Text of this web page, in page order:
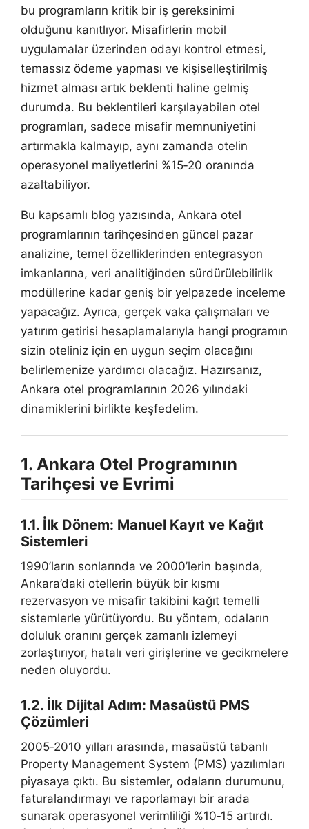
bu programların kritik bir iş gereksinimi
olduğunu kanıtlıyor. Misafirlerin mobil
uygulamalar üzerinden odayı kontrol etmesi,
temassız ödeme yapması ve kişiselleştirilmiş
hizmet alması artık beklenti haline gelmiş
durumda. Bu beklentileri karşılayabilen otel
programları, sadece misafir memnuniyetini
artırmakla kalmayıp, aynı zamanda otelin
operasyonel maliyetlerini %15‑20 oranında
azaltabiliyor.
Bu kapsamlı blog yazısında, Ankara otel
programlarının tarihçesinden güncel pazar
analizine, temel özelliklerinden entegrasyon
imkanlarına, veri analitiğinden sürdürülebilirlik
modüllerine kadar geniş bir yelpazede inceleme
yapacağız. Ayrıca, gerçek vaka çalışmaları ve
yatırım getirisi hesaplamalarıyla hangi programın
sizin oteliniz için en uygun seçim olacağını
belirlemenize yardımcı olacağız. Hazırsanız,
Ankara otel programlarının 2026 yılındaki
dinamiklerini birlikte keşfedelim.
1. Ankara Otel Programının
Tarihçesi ve Evrimi
1.1. İlk Dönem: Manuel Kayıt ve Kağıt
Sistemleri
1990’ların sonlarında ve 2000’lerin başında,
Ankara’daki otellerin büyük bir kısmı
rezervasyon ve misafir takibini kağıt temelli
sistemlerle yürütüyordu. Bu yöntem, odaların
doluluk oranını gerçek zamanlı izlemeyi
zorlaştırıyor, hatalı veri girişlerine ve gecikmelere
neden oluyordu.
1.2. İlk Dijital Adım: Masaüstü PMS
Çözümleri
2005‑2010 yılları arasında, masaüstü tabanlı
Property Management System (PMS) yazılımları
piyasaya çıktı. Bu sistemler, odaların durumunu,
faturalandırmayı ve raporlamayı bir arada
sunarak operasyonel verimliliği %10‑15 artırdı.